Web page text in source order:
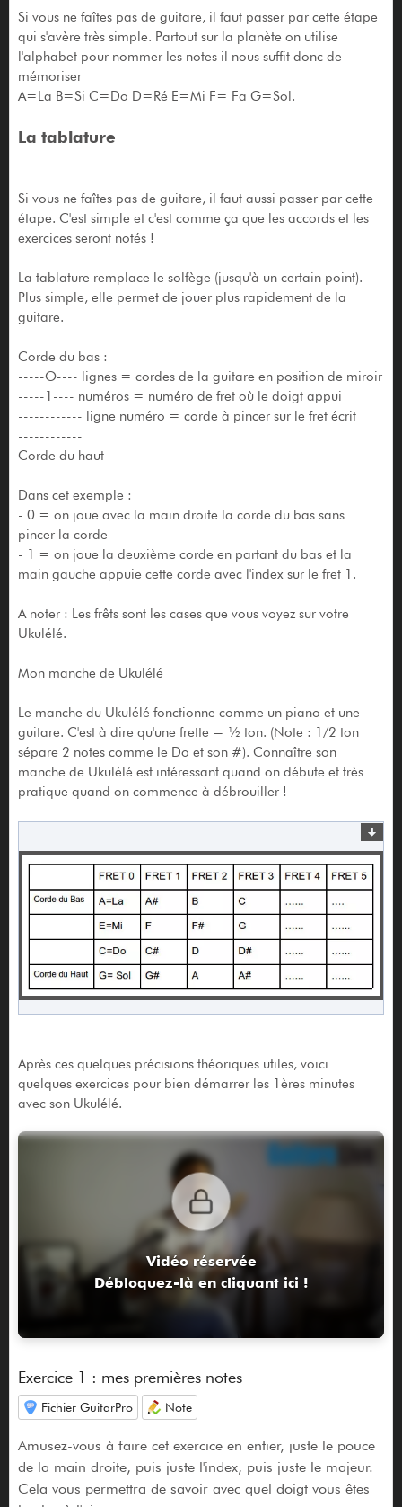
Si vous ne faîtes pas de guitare, il faut passer par cette étape
qui s'avère très simple. Partout sur la planète on utilise
l'alphabet pour nommer les notes il nous suffit donc de
mémoriser
A=La B=Si C=Do D=Ré E=Mi F= Fa G=Sol.
La tablature
Si vous ne faîtes pas de guitare, il faut aussi passer par cette
étape. C'est simple et c'est comme ça que les accords et les
exercices seront notés !
La tablature remplace le solfège (jusqu'à un certain point).
Plus simple, elle permet de jouer plus rapidement de la
guitare.
Corde du bas :
-----O---- lignes = cordes de la guitare en position de miroir
-----1---- numéros = numéro de fret où le doigt appui
------------ ligne numéro = corde à pincer sur le fret écrit
------------
Corde du haut
Dans cet exemple :
- 0 = on joue avec la main droite la corde du bas sans
pincer la corde
- 1 = on joue la deuxième corde en partant du bas et la
main gauche appuie cette corde avec l'index sur le fret 1.
A noter : Les frêts sont les cases que vous voyez sur votre
Ukulélé.
Mon manche de Ukulélé
Le manche du Ukulélé fonctionne comme un piano et une
guitare. C'est à dire qu'une frette = ½ ton. (Note : 1/2 ton
sépare 2 notes comme le Do et son #). Connaître son
manche de Ukulélé est intéressant quand on débute et très
pratique quand on commence à débrouiller !
Après ces quelques précisions théoriques utiles, voici
quelques exercices pour bien démarrer les 1ères minutes
avec son Ukulélé.
Vidéo réservée
Débloquez-là en cliquant ici !
Exercice 1 : mes premières notes
Fichier GuitarPro Note
Amusez-vous à faire cet exercice en entier, juste le pouce
de la main droite, puis juste l'index, puis juste le majeur.
Cela vous permettra de savoir avec quel doigt vous êtes